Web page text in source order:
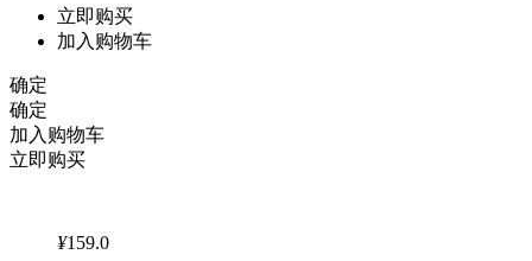
立即购买
加入购物车
确定
确定
加入购物车
立即购买
¥159.0